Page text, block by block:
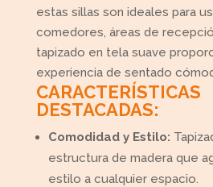
estas sillas son ideales para
comedores, áreas de
tapizado en tela suave
experiencia de sentado
CARACTERÍSTICAS
DESTACADAS:
Comodidad y Estilo:
estructura de madera que
estilo a cualquier espacio.